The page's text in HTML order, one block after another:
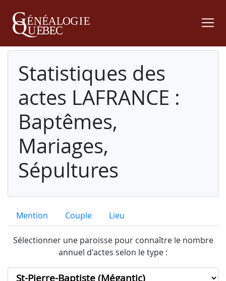
Statistiques des
actes LAFRANCE :
Baptêmes,
Mariages,
Sépultures
Mention Couple Lieu
Sélectionner une paroisse pour connaître le nombre
annuel d'actes selon le type :